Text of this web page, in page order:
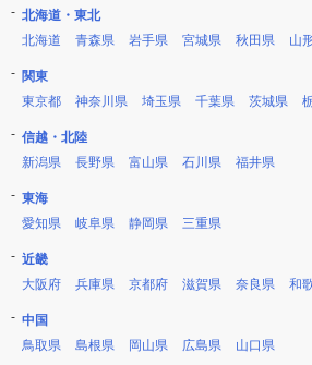
北海道・東北
北海道
青森県 岩手県 宮城県 秋田県 山
関東
東京都
神奈川県 埼玉県 千葉県 茨城県
信越・北陸
新潟県
長野県 富山県 石川県 福井県
東海
愛知県
岐阜県 静岡県 三重県
近畿
大阪府
兵庫県 京都府 滋賀県 奈良県 和
中国
鳥取県
島根県 岡山県 広島県 山口県